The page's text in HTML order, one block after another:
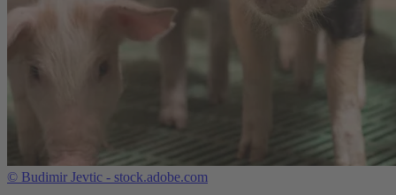
© Budimir Jevtic - stock.adobe.com